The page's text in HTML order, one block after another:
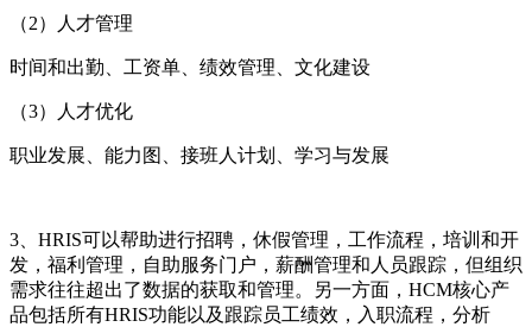
（2）人才管理
时间和出勤、工资单、绩效管理、文化建设
（3）人才优化
职业发展、能力图、接班人计划、学习与发展
3 HRIS可以帮助进行招聘，休假管理，工作流程，培训和开
发，福利管理，自助服务门户，薪酬管理和人员跟踪，但组织
需求往往超出了数据的获取和管理。另一方面， HCM核心产
品包括所有HRIS功能以及跟踪员工绩效，入职流程，分析